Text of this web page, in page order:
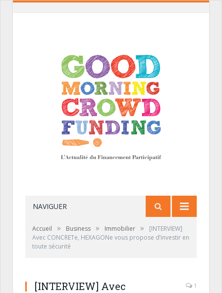
NAVIGUER
Accueil » Business » Immobilier »
[INTERVIEW]
Avec CONCRETe, HEXAGONe vous propose d’investir en
toute sécurité
[INTERVIEW] Avec
1